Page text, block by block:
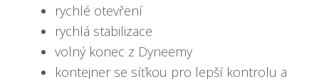
rychlé otevření
rychlá stabilizace
volný konec z Dyneemy
kontejner se síťkou pro lepší kontrolu a